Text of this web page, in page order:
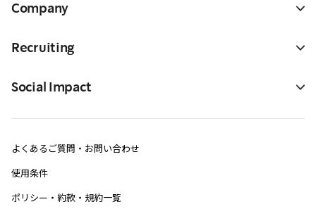
Company
Recruiting
Social Impact
よくあるご質問・お問い合わせ
使用条件
ポリシー・約款・規約一覧